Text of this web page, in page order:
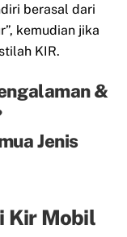
berasal dari
kemudian jika
KIR.
&
Jenis
Kir Mobil